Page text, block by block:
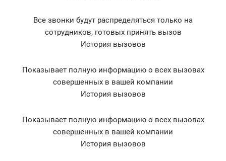
Все звонки будут распределяться только на
сотрудников, готовых принять вызов
История вызовов
Показывает полную информацию о всех вызовах
совершенных в вашей компании
История вызовов
Показывает полную информацию о всех вызовах
совершенных в вашей компании
История вызовов